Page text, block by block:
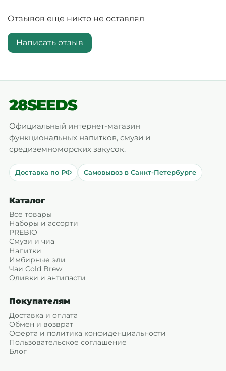
Отзывов еще никто не оставлял
Написать отзыв
28SEEDS
Официальный интернет-магазин
функциональных напитков, смузи и
средиземноморских закусок.
Доставка по РФ Самовывоз в Санкт-Петербурге
Каталог
Все товары
Наборы и ассорти
PREBIO
Смузи и чиа
Напитки
Имбирные эли
Чаи Cold Brew
Оливки и антипасти
Покупателям
Доставка и оплата
Обмен и возврат
Оферта и политика конфиденциальности
Пользовательское соглашение
Блог